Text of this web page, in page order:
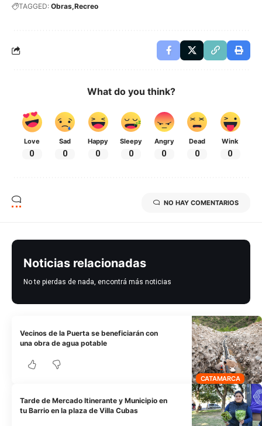
TAGGED: Obras Recreo
What do you think?
Love
0
Sad
0
Happy
0
Sleepy
0
Angry
0
Dead
0
Wink
0
NO HAY COMENTARIOS
Noticias relacionadas
No te pierdas de nada, encontrá más noticias
CATAMARCA
Vecinos de la Puerta se beneficiarán con
una obra de agua potable
Tarde de Mercado Itinerante y Municipio en
tu Barrio en la plaza de Villa Cubas